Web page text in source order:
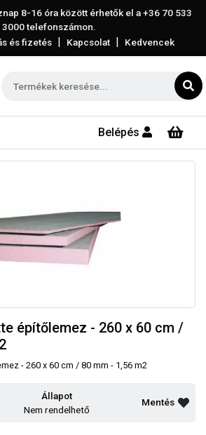
8-16 óra között érhetők el a+36 70 533
3000telefonszámon.
és fizetés | Kapcsolat | Kedvencek
Belépés
építőlemez - 260 x 60 cm /
- 260 x 60 cm / 80 mm - 1,56 m2
Állapot
Nem rendelhető
Mentés